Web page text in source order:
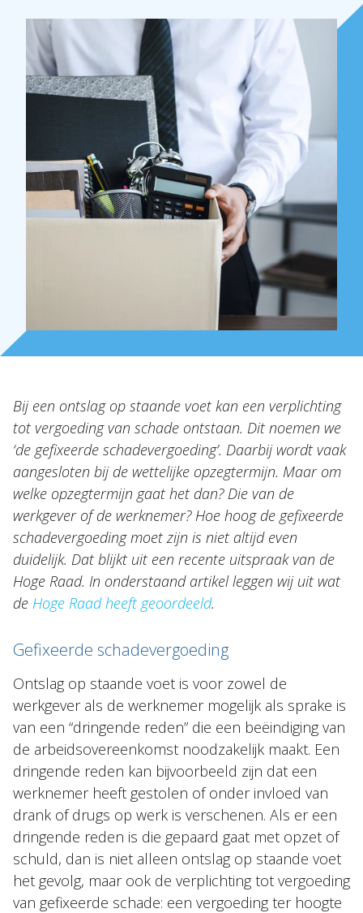
Onze mensen
Expertises
Topics
Bij een ontslag op staande voet kan een verplichting
tot vergoeding van schade ontstaan. Dit noemen we
‘de gefixeerde schadevergoeding’. Daarbij wordt vaak
aangesloten bij de wettelijke opzegtermijn. Maar om
welke opzegtermijn gaat het dan? Die van de
werkgever of de werknemer? Hoe hoog de gefixeerde
schadevergoeding moet zijn is niet altijd even
duidelijk. Dat blijkt uit een recente uitspraak van de
Hoge Raad. In onderstaand artikel leggen wij uit wat
de Hoge Raad heeft geoordeeld.
Gefixeerde schadevergoeding
Ontslag op staande voet is voor zowel de
werkgever als de werknemer mogelijk als sprake is
van een “dringende reden” die een beëindiging van
de arbeidsovereenkomst noodzakelijk maakt. Een
dringende reden kan bijvoorbeeld zijn dat een
werknemer heeft gestolen of onder invloed van
drank of drugs op werk is verschenen. Als er een
dringende reden is die gepaard gaat met opzet of
schuld, dan is niet alleen ontslag op staande voet
het gevolg, maar ook de verplichting tot vergoeding
van gefixeerde schade: een vergoeding ter hoogte